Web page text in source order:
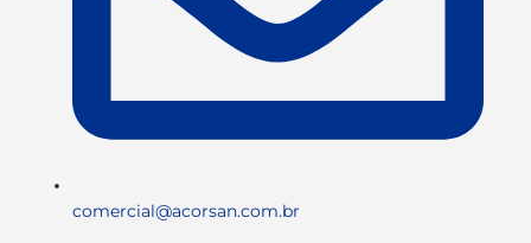
comercial@acorsan.com.br